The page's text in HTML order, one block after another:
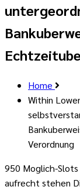
Home
Within
Verordnung
950 Moglich-
aufrecht stehen